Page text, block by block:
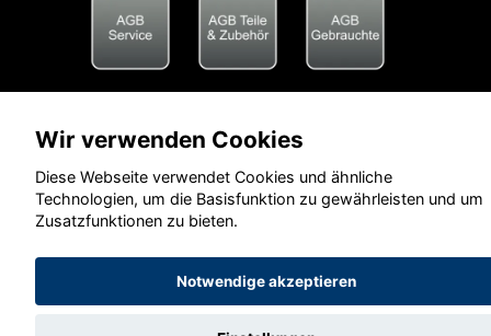
Wir verwenden Cookies
Diese Webseite verwendet Cookies und ähnliche
Technologien, um die Basisfunktion zu gewährleisten und um
Zusatzfunktionen zu bieten.
Notwendige akzeptieren